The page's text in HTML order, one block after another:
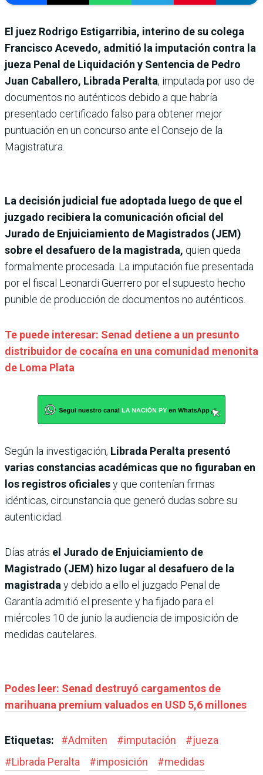
El juez Rodrigo Estigarribia, interino de su colega
Francisco Acevedo, admitió la imputación contra la
jueza Penal de Liquidación y Sentencia de Pedro
Juan Caballero, Librada Peralta, imputada por uso de
documentos no auténticos debido a que habría
presentado certificado falso para obtener mejor
puntuación en un concurso ante el Consejo de la
Magistratura.
La decisión judicial fue adoptada luego de que el
juzgado recibiera la comunicación oficial del
Jurado de Enjuiciamiento de Magistrados (JEM)
sobre el desafuero de la magistrada, quien queda
formalmente procesada. La imputación fue presentada
por el fiscal Leonardi Guerrero por el supuesto hecho
punible de producción de documentos no auténticos.
Te puede interesar: Senad detiene a un presunto
distribuidor de cocaína en una comunidad menonita
de Loma Plata
Según la investigación, Librada Peralta presentó
varias constancias académicas que no figuraban en
los registros oficialesy que contenían firmas
idénticas, circunstancia que generó dudas sobre su
autenticidad.
Días atrás el Jurado de Enjuiciamiento de
Magistrado (JEM) hizo lugar al desafuero de la
magistrada y debido a ello el juzgado Penal de
Garantía admitió el presente y ha fijado para el
miércoles 10 de junio la audiencia de imposición de
medidas cautelares.
Podes leer: Senad destruyó cargamentos de
marihuana premium valuados en USD 5,6 millones
Etiquetas: #Admiten #imputación #jueza
#Librada Peralta #imposición #medidas